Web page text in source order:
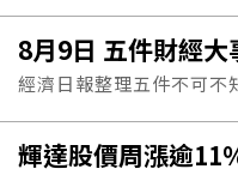
持強恆強，續居強勢主流
群出貨暢旺、BBU備援
廠Lumentum、
現。法人看好AI伺服器、
題材，可望續居盤面亮點
8月9日 五件財經大
經濟日報整理五件不可不
能快速掌握最重要的財經